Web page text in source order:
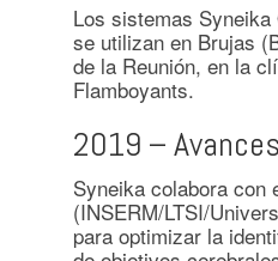
Los sistemas
se utilizan en Brujas
de la Reunión, en la
Flamboyants.
2019 –
Syneika colabora con
(INSERM/LTSI/
para optimizar la